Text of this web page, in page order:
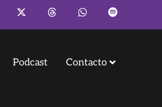
Podcast Contacto